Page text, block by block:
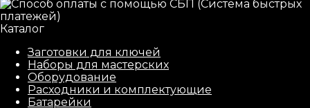
Каталог
Заготовки для ключей
Наборы для мастерских
Оборудование
Расходники и комплектующие
Батарейки